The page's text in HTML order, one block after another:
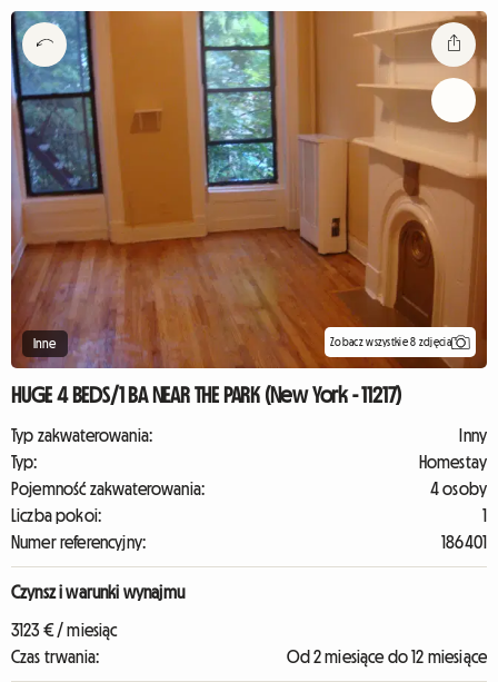
Inne Zobacz wszystkie 8 zdjęcia
HUGE 4 BEDS/1 BA NEAR THE PARK (New York - 11217)
Typ zakwaterowania:
Inny
Typ:
Homestay
Pojemność zakwaterowania:
4 osoby
Liczba pokoi:
1
Numer referencyjny:
186401
Czynsz i warunki wynajmu
3123 € / miesiąc
Czas trwania:
Od 2 miesiące do 12 miesiące